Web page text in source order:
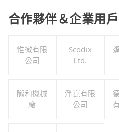
合作夥伴＆企業用戶
惟微有限
公司
Scodix
Ltd.
隴和機械
廠
淨崑有限
公司